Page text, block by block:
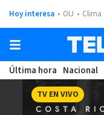
Hoy interesa OIJ Clima
Última hora Nacional
TV EN VIVO